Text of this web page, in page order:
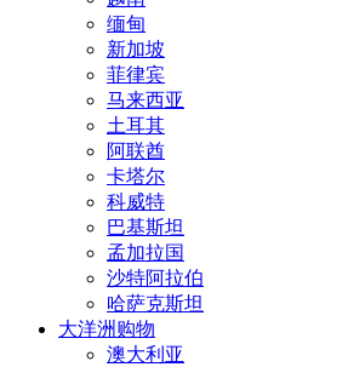
缅甸
新加坡
菲律宾
马来西亚
土耳其
阿联酋
卡塔尔
科威特
巴基斯坦
孟加拉国
沙特阿拉伯
哈萨克斯坦
大洋洲购物
澳大利亚